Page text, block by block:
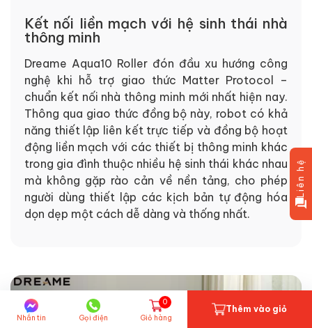
Kết nối liền mạch với hệ sinh thái nhà
thông minh
Dreame Aqua10 Roller đón đầu xu hướng công
nghệ khi hỗ trợ giao thức Matter Protocol –
chuẩn kết nối nhà thông minh mới nhất hiện nay.
Thông qua giao thức đồng bộ này, robot có khả
năng thiết lập liên kết trực tiếp và đồng bộ hoạt
động liền mạch với các thiết bị thông minh khác
trong gia đình thuộc nhiều hệ sinh thái khác nhau
mà không gặp rào cản về nền tảng, cho phép
người dùng thiết lập các kịch bản tự động hóa
dọn dẹp một cách dễ dàng và thống nhất.
Liên hệ
Nhắn tin Gọi điện
0
Giỏ hàng
Thêm vào giỏ